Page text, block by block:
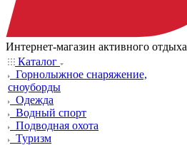
Интернет-магазин активного отдыха
Каталог
Горнолыжное снаряжение,
сноуборды
Одежда
Водный спорт
Подводная охота
Туризм